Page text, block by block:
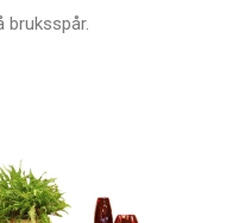
bruksspår.